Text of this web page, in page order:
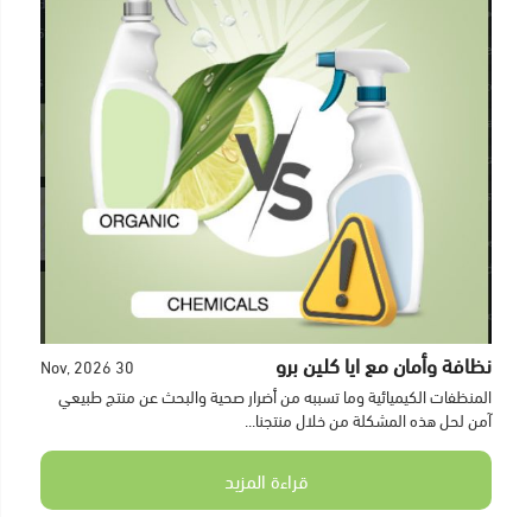
نظافة وأمان مع ايا كلين برو
30 Nov, 2026
المنظفات الكيميائية وما تسببه من أضرار صحية والبحث عن منتج طبيعي
آمن لحل هذه المشكلة من خلال منتجنا...
قراءة المزيد